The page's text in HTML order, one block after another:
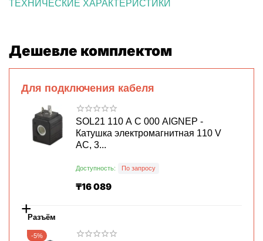
ТЕХНИЧЕСКИЕ ХАРАКТЕРИСТИКИ
Дешевле комплектом
Для подключения кабеля
SOL21 110 A C 000 AIGNEP -
Катушка электромагнитная 110 V
AC, 3...
Доступность: По запросу
₸16 089
+Разъём
-5%